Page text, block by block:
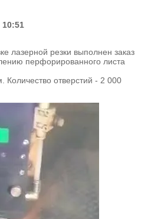
10:51
лазерной резки выполнен заказ
перфорированного листа
Количество отверстий - 2 000